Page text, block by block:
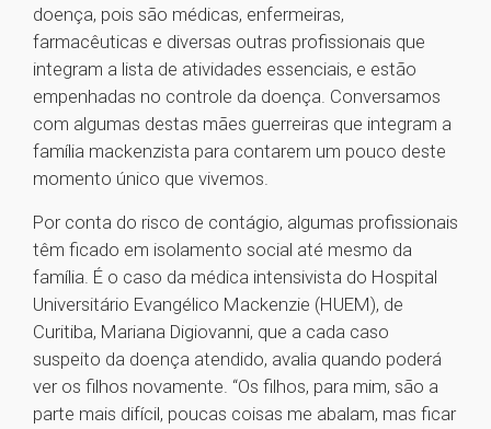
doença, pois são médicas, enfermeiras,
farmacêuticas e diversas outras profissionais que
integram a lista de atividades essenciais, e estão
empenhadas no controle da doença. Conversamos
com algumas destas mães guerreiras que integram a
família mackenzista para contarem um pouco deste
momento único que vivemos.
Por conta do risco de contágio, algumas profissionais
têm ficado em isolamento social até mesmo da
família. É o caso da médica intensivista do Hospital
Universitário Evangélico Mackenzie (HUEM), de
Curitiba, Mariana Digiovanni, que a cada caso
suspeito da doença atendido, avalia quando poderá
ver os filhos novamente. “Os filhos, para mim, são a
parte mais difícil, poucas coisas me abalam, mas ficar